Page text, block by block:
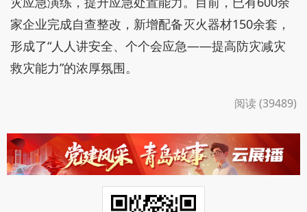
家企业完成自查整改，新增配备灭火器材150余套，
形成了“人人讲安全、个个会应急——提高防灾减灾
救灾能力”的浓厚氛围。
阅读 (39489)